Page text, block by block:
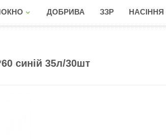
ДОБРИВА ЗЗР НАСІННЯ
синій 35л/30шт